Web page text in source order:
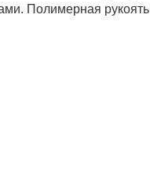
Полимерная рукоять